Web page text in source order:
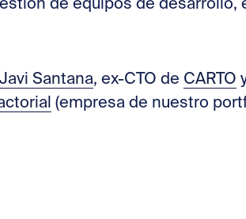
de equipos de desarrollo,
Javi Santana, ex-CTO de CARTO
(empresa de nuestro